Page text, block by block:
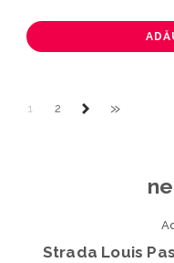
1 2 »
Strada Louis